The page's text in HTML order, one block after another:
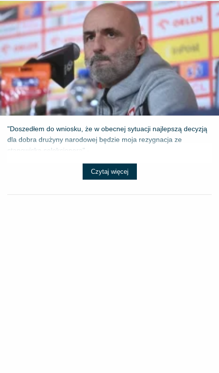
"Doszedłem do wniosku, że w obecnej sytuacji najlepszą decyzją
dla dobra drużyny narodowej będzie moja rezygnacja ze
stanowiska selekcjonera" - ...
Czytaj więcej